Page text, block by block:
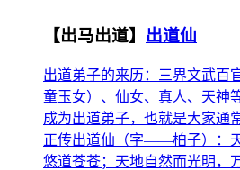
【出马出道】 出道仙
出道弟子的来历：三界文武百
童玉女）、仙女、真人、天神
成为出道弟子，也就是大家通
正传出道仙（字——柏子）：
悠道苍苍；天地自然而光明，